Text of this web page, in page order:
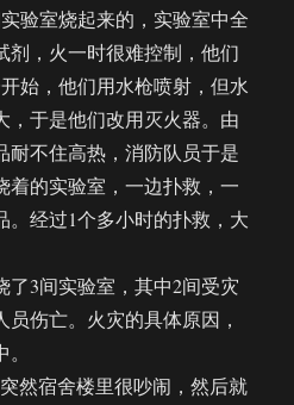
室烧起来的，实验室中全
剂，火一时很难控制，他们
始，他们用水枪喷射，但水
，于是他们改用灭火器。由
耐不住高热，消防队员于是
着的实验室，一边扑救，一
。经过1个多小时的扑救，大
3间实验室，其中2间受灾
伤亡。火灾的具体原因，
宿舍楼里很吵闹，然后就